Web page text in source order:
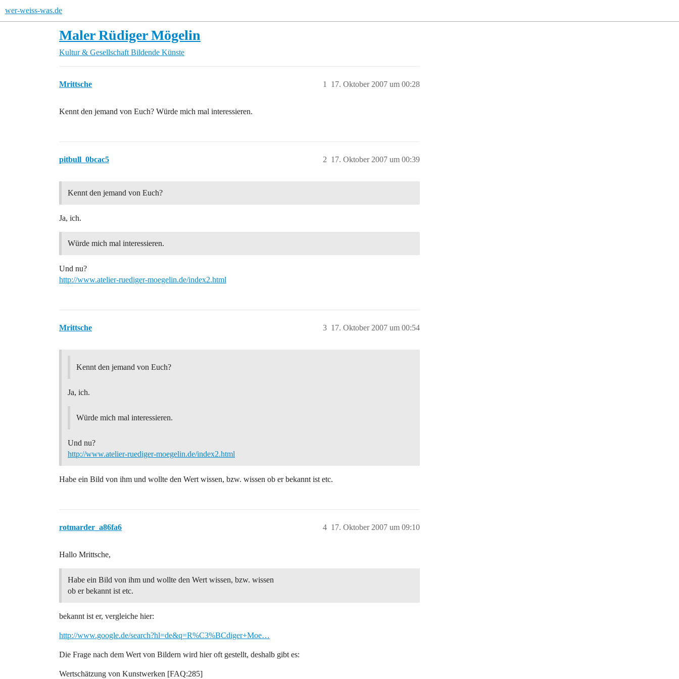
wer-weiss-was.de
Maler Rüdiger Mögelin
Kultur & Gesellschaft Bildende Künste
Mrittsche 17. Oktober 2007 um 00:28
1
Kennt den jemand von Euch? Würde mich mal interessieren.
pitbull_0bcac5 17. Oktober 2007 um 00:39
2
Kennt den jemand von Euch?
Ja, ich.
Würde mich mal interessieren.
Und nu?
http://www.atelier-ruediger-moegelin.de/index2.html
Mrittsche 17. Oktober 2007 um 00:54
3
Kennt den jemand von Euch?
Ja, ich.
Würde mich mal interessieren.
Und nu?
http://www.atelier-ruediger-moegelin.de/index2.html
Habe ein Bild von ihm und wollte den Wert wissen, bzw. wissen ob er bekannt ist etc.
rotmarder_a86fa6 17. Oktober 2007 um 09:10
4
Hallo Mrittsche,
Habe ein Bild von ihm und wollte den Wert wissen, bzw. wissen
ob er bekannt ist etc.
bekannt ist er, vergleiche hier:
http://www.google.de/search?hl=de&q=R%C3%BCdiger+Moe…
Die Frage nach dem Wert von Bildern wird hier oft gestellt, deshalb gibt es:
Wertschätzung von Kunstwerken [FAQ:285]